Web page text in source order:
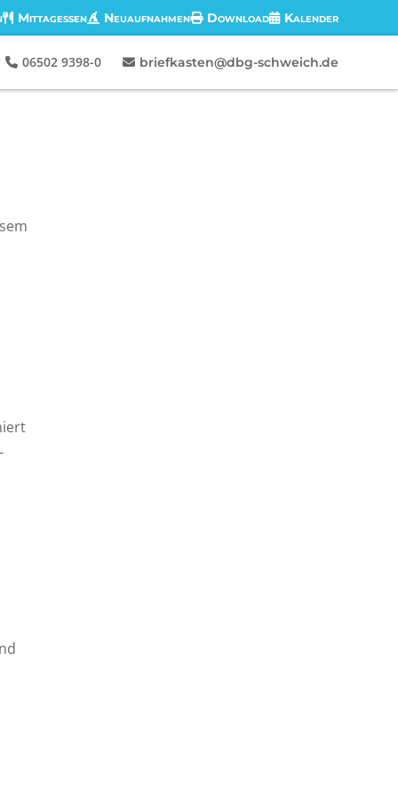
Mittagessen Neuaufnahmen Download Kalender
06502 9398-0 briefkasten@dbg-schweich.de